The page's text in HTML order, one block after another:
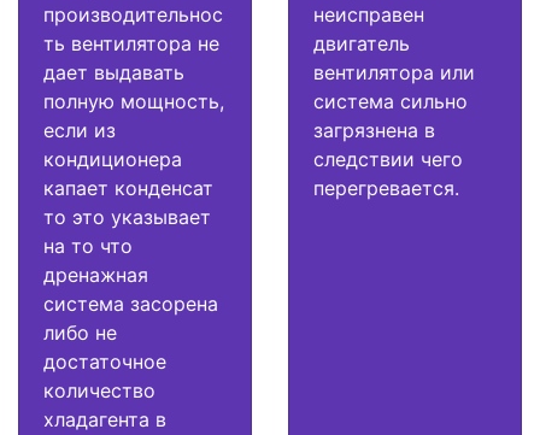
производительнос
ть вентилятора не
дает выдавать
полную мощность,
если из
кондиционера
капает конденсат
то это указывает
на то что
дренажная
система засорена
либо не
достаточное
количество
хладагента в
неисправен
двигатель
вентилятора или
система сильно
загрязнена в
следствии чего
перегревается.